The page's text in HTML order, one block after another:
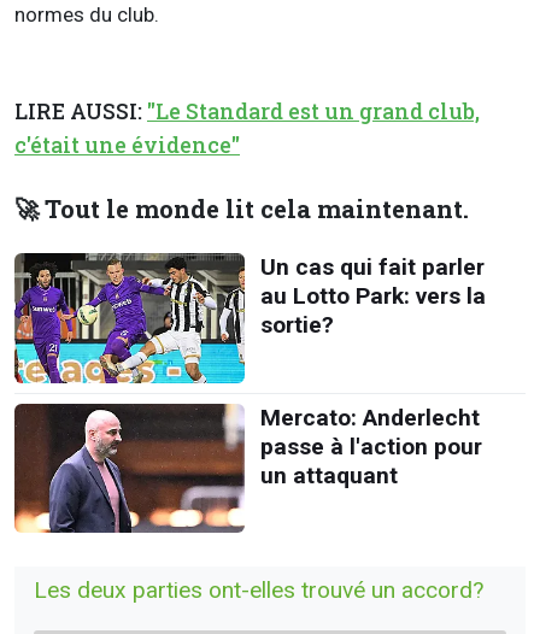
normes du club.
LIRE AUSSI: "Le Standard est un grand club,
c'était une évidence"
🚀 Tout le monde lit cela maintenant.
Un cas qui fait parler
au Lotto Park: vers la
sortie?
Mercato: Anderlecht
passe à l'action pour
un attaquant
Les deux parties ont-elles trouvé un accord?